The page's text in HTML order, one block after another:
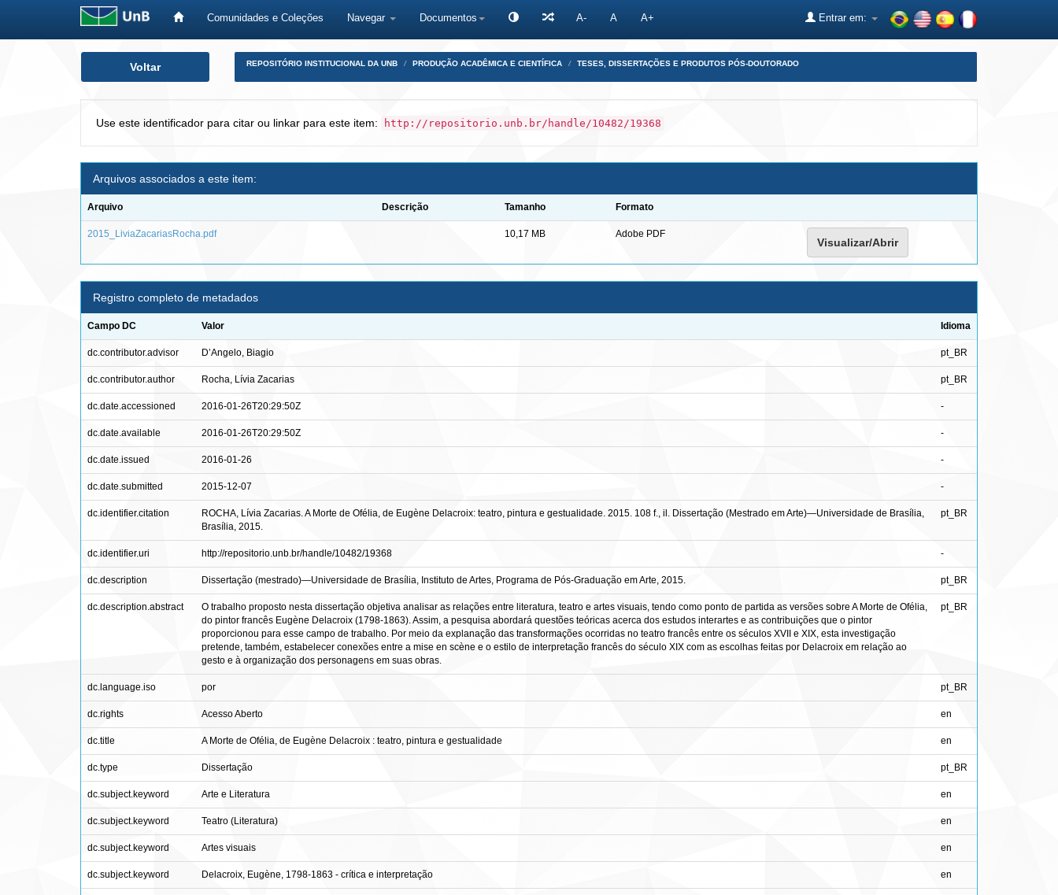
Comunidades e Coleções Navegar Documentos A- A A+ Entrar em:
Voltar REPOSITÓRIO INSTITUCIONAL DA UNB PRODUÇÃO ACADÊMICA E CIENTÍFICA TESES, DISSERTAÇÕES E PRODUTOS PÓS-DOUTORADO
Use este identificador para citar ou linkar para este item: http://repositorio.unb.br/handle/10482/19368
Arquivos associados a este item:
Arquivo Descrição Tamanho Formato
2015_LiviaZacariasRocha.pdf 10,17 MB Adobe PDF
Visualizar/Abrir
Registro completo de metadados
Campo DC Valor Idioma
dc.contributor.advisor D’Angelo, Biagio pt_BR
dc.contributor.author Rocha, Lívia Zacarias pt_BR
dc.date.accessioned 2016-01-26T20:29:50Z -
dc.date.available 2016-01-26T20:29:50Z -
dc.date.issued 2016-01-26 -
dc.date.submitted 2015-12-07 -
dc.identifier.citation
ROCHA, Lívia Zacarias. A Morte de Ofélia, de Eugène Delacroix: teatro, pintura e gestualidade. 2015. 108 f., il. Dissertação (Mestrado em Arte)—Universidade de Brasília,
Brasília, 2015.
pt_BR
dc.identifier.uri http://repositorio.unb.br/handle/10482/19368 -
dc.description Dissertação (mestrado)—Universidade de Brasília, Instituto de Artes, Programa de Pós-Graduação em Arte, 2015. pt_BR
dc.description.abstract
O trabalho proposto nesta dissertação objetiva analisar as relações entre literatura, teatro e artes visuais, tendo como ponto de partida as versões sobre A Morte de Ofélia,
do pintor francês Eugène Delacroix (1798-1863). Assim, a pesquisa abordará questões teóricas acerca dos estudos interartes e as contribuições que o pintor
proporcionou para esse campo de trabalho. Por meio da explanação das transformações ocorridas no teatro francês entre os séculos XVII e XIX, esta investigação
pretende, também, estabelecer conexões entre a mise en scène e o estilo de interpretação francês do século XIX com as escolhas feitas por Delacroix em relação ao
gesto e à organização dos personagens em suas obras.
pt_BR
dc.language.iso por pt_BR
dc.rights Acesso Aberto en
dc.title A Morte de Ofélia, de Eugène Delacroix : teatro, pintura e gestualidade en
dc.type Dissertação pt_BR
dc.subject.keyword Arte e Literatura en
dc.subject.keyword Teatro (Literatura) en
dc.subject.keyword Artes visuais en
dc.subject.keyword Delacroix, Eugène, 1798-1863 - crítica e interpretação en